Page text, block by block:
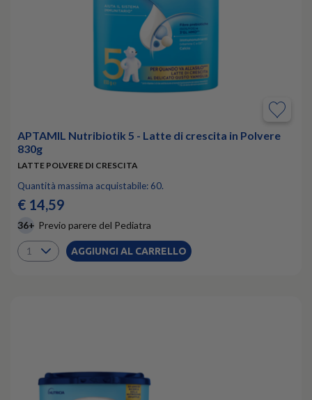
APTAMIL Nutribiotik 5 - Latte di crescita in Polvere
830g
LATTE POLVERE DI CRESCITA
Quantità massima acquistabile: 60.
€ 14,59
36+ Previo parere del Pediatra
AGGIUNGI AL CARRELLO